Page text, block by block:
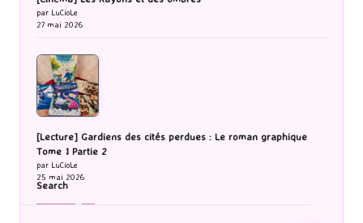
par LuCioLe
27 mai 2026
[Lecture] Gardiens des cités perdues : Le roman graphique
Tome 1 Partie 2
par LuCioLe
25 mai 2026
Search